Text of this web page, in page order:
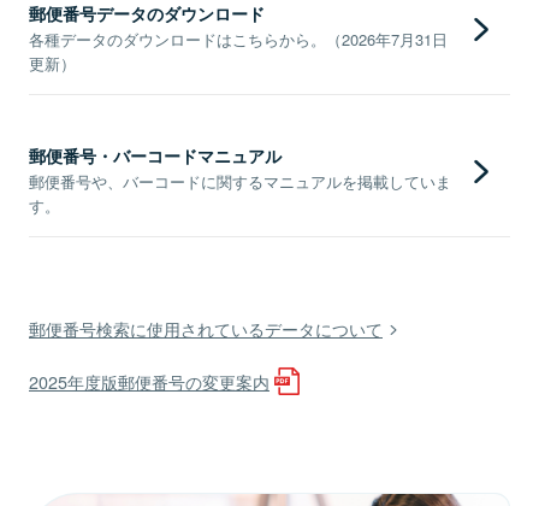
郵便番号データのダウンロード
各種データのダウンロードはこちらから。（2026年7月31日
更新）
郵便番号・バーコードマニュアル
郵便番号や、バーコードに関するマニュアルを掲載していま
す。
郵便番号検索に使用されているデータについて
2025年度版郵便番号の変更案内